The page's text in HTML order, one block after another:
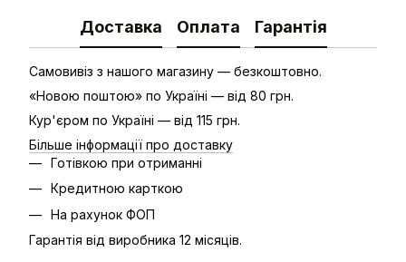
Доставка Оплата Гарантія
Самовивіз з нашого магазину — безкоштовно.
«Новою поштою» по Україні — від 80 грн.
Кур'єром по Україні — від 115 грн.
Більше інформації про доставку
Готівкою при отриманні
Кредитною карткою
На рахунок ФОП
Гарантія від виробника 12 місяців.